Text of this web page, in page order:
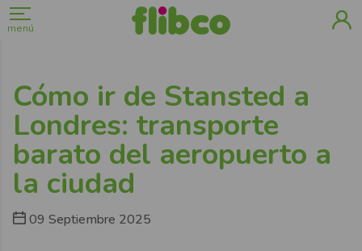
menú
Cómo ir de Stansted a
Londres: transporte
barato del aeropuerto a
la ciudad
09 Septiembre 2025